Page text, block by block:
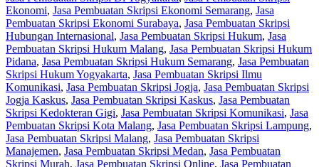
Ekonomi, Jasa Pembuatan Skripsi Ekonomi Semarang, Jasa
Pembuatan Skripsi Ekonomi Surabaya, Jasa Pembuatan Skripsi
Hubungan Internasional, Jasa Pembuatan Skripsi Hukum, Jasa
Pembuatan Skripsi Hukum Malang, Jasa Pembuatan Skripsi Hukum
Pidana, Jasa Pembuatan Skripsi Hukum Semarang, Jasa Pembuatan
Skripsi Hukum Yogyakarta, Jasa Pembuatan Skripsi Ilmu
Komunikasi, Jasa Pembuatan Skripsi Jogja, Jasa Pembuatan Skripsi
Jogja Kaskus, Jasa Pembuatan Skripsi Kaskus, Jasa Pembuatan
Skripsi Kedokteran Gigi, Jasa Pembuatan Skripsi Komunikasi, Jasa
Pembuatan Skripsi Kota Malang, Jasa Pembuatan Skripsi Lampung,
Jasa Pembuatan Skripsi Malang, Jasa Pembuatan Skripsi
Manajemen, Jasa Pembuatan Skripsi Medan, Jasa Pembuatan
Skripsi Murah, Jasa Pembuatan Skripsi Online, Jasa Pembuatan